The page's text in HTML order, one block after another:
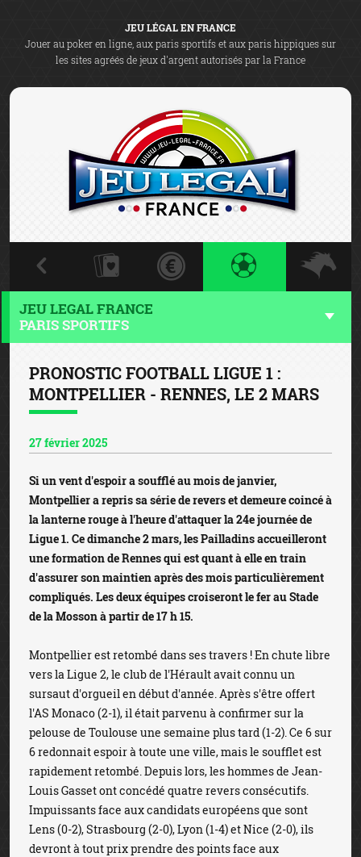
JEU LÉGAL EN FRANCE
Jouer au poker en ligne, aux paris sportifs et aux paris hippiques sur
les sites agréés de jeux d'argent autorisés par la France
JEU LEGAL FRANCE
PARIS SPORTIFS
PRONOSTIC FOOTBALL LIGUE 1 :
MONTPELLIER - RENNES, LE 2 MARS
27 février 2025
Si un vent d'espoir a soufflé au mois de janvier,
Montpellier a repris sa série de revers et demeure coincé à
la lanterne rouge à l'heure d'attaquer la 24e journée de
Ligue 1. Ce dimanche 2 mars, les Pailladins accueilleront
une formation de Rennes qui est quant à elle en train
d'assurer son maintien après des mois particulièrement
compliqués. Les deux équipes croiseront le fer au Stade
de la Mosson à partir de 17 h 15.
Montpellier est retombé dans ses travers ! En chute libre
vers la Ligue 2, le club de l'Hérault avait connu un
sursaut d'orgueil en début d'année. Après s'être offert
l'AS Monaco (2-1), il était parvenu à confirmer sur la
pelouse de Toulouse une semaine plus tard (1-2). Ce 6 sur
6 redonnait espoir à toute une ville, mais le soufflet est
rapidement retombé. Depuis lors, les hommes de Jean-
Louis Gasset ont concédé quatre revers consécutifs.
Impuissants face aux candidats européens que sont
Lens (0-2), Strasbourg (2-0), Lyon (1-4) et Nice (2-0), ils
devront à tout prix prendre des points face aux